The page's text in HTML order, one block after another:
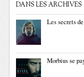
DANS LES ARCHIVES
Les secrets
Morbius se